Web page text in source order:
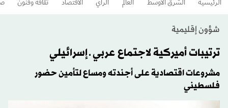
الرئيسية الشرق الأوسط​ العالم الرأي الاقتصاد ثقافة وفنون
شؤون إقليمية
ترتيبات أميركية لاجتماع عربي ـ إسرائيلي
مشروعات اقتصادية على أجندته ومساع لتأمين حضور
فلسطيني